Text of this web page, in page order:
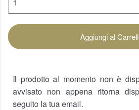
Aggiungi al
Il prodotto al momento non è
avvisato non appena ritorna
seguito la tua email.